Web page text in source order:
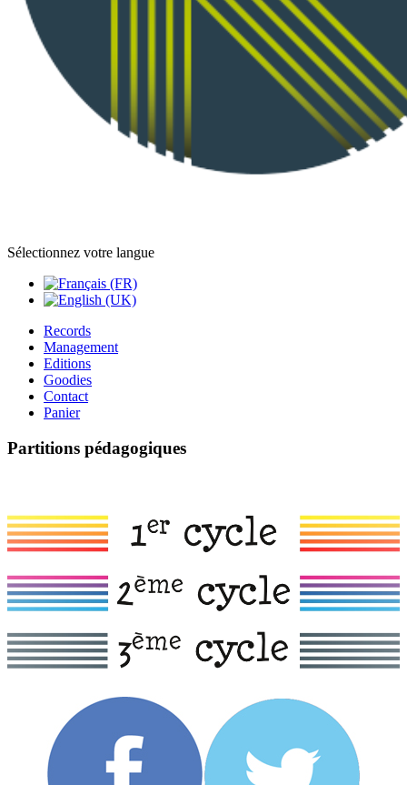
Sélectionnez votre langue
Records
Management
Editions
Goodies
Contact
Panier
Partitions pédagogiques